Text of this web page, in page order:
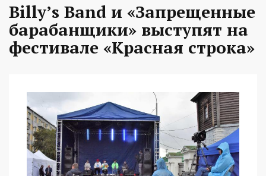
Billy’s Band и «Запрещенные
барабанщики» выступят на
фестивале «Красная строка»